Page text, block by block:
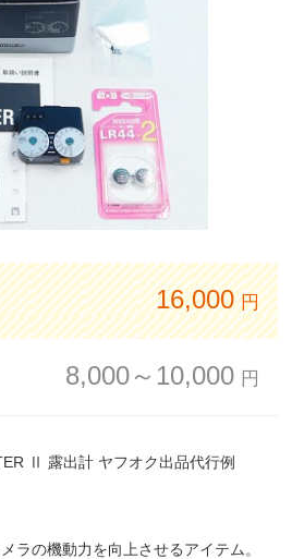
16,000 円
8,000～10,000 円
Ⅱ 露出計 ヤフオク出品代行例
ラの機動力を向上させるアイテム。